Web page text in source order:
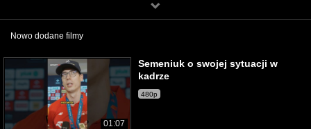
Nowo dodane filmy
01:07
Semeniuk o swojej sytuacji w
kadrze
480p